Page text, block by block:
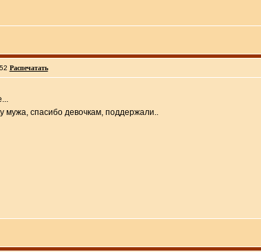
Распечатать
мужа, спасибо девочкам, поддержали..